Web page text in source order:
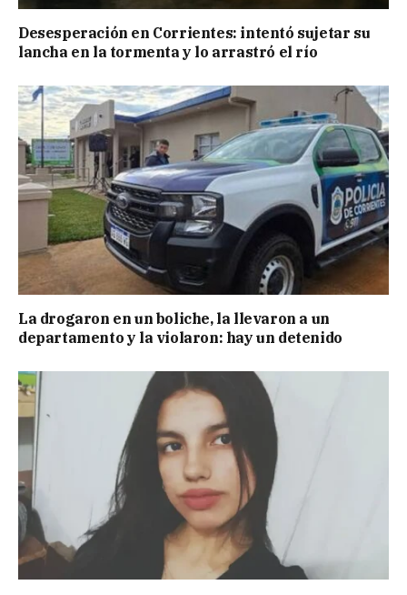
Desesperación en Corrientes: intentó sujetar su
lancha en la tormenta y lo arrastró el río
La drogaron en un boliche, la llevaron a un
departamento y la violaron: hay un detenido